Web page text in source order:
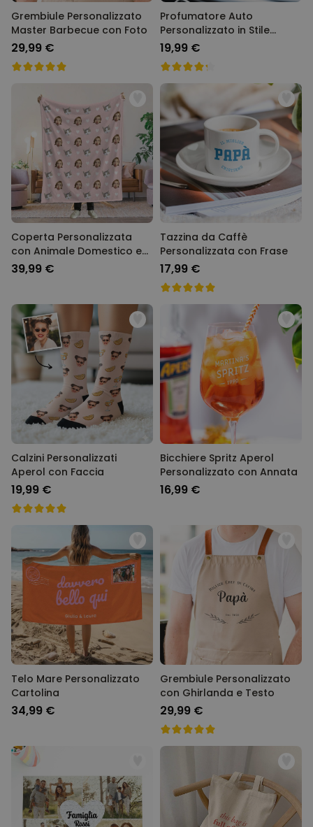
Grembiule Personalizzato
Master Barbecue con Foto
29,99 €
Profumatore Auto
Personalizzato in Stile
Polaroid Set da 2
19,99 €
Coperta Personalizzata
con Animale Domestico e
Viso
39,99 €
Tazzina da Caffè
Personalizzata con Frase
17,99 €
Calzini Personalizzati
Aperol con Faccia
19,99 €
Bicchiere Spritz Aperol
Personalizzato con Annata
16,99 €
Telo Mare Personalizzato
Cartolina
34,99 €
Grembiule Personalizzato
con Ghirlanda e Testo
29,99 €